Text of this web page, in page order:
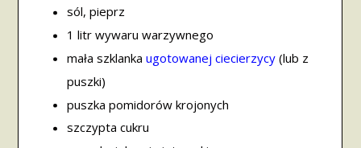
sól, pieprz
1 litr wywaru warzywnego
mała szklankaugotowanej ciecierzycy (lub z
puszki)
puszka pomidorów krojonych
szczypta cukru